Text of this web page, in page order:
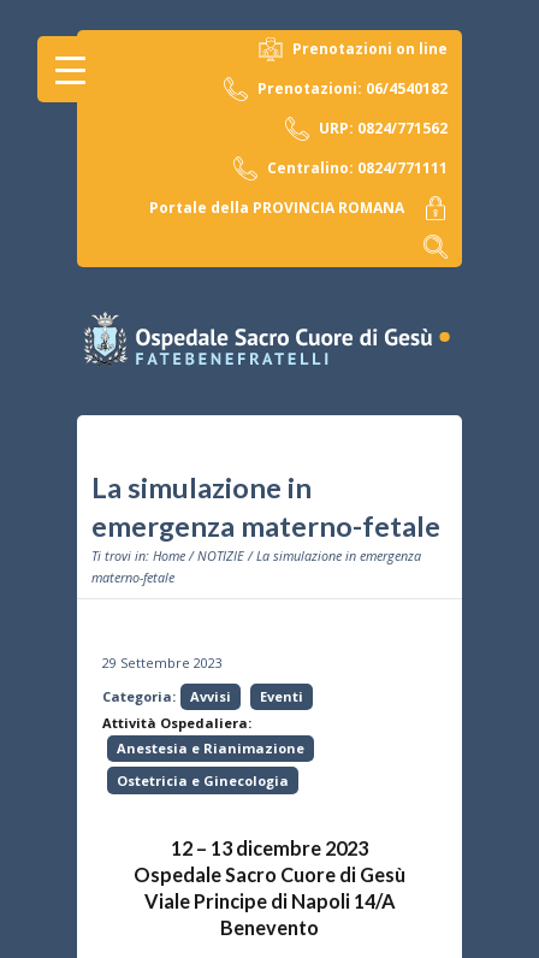
Prenotazioni on line
Prenotazioni: 06/4540182
URP: 0824/771562
Centralino: 0824/771111
Portale della PROVINCIA ROMANA
La simulazione in
emergenza materno-fetale
Ti trovi in: Home /NOTIZIE / La simulazione in emergenza
materno-fetale
29 Settembre 2023
Categoria:
Avvisi
Eventi
Attività Ospedaliera:
Anestesia e Rianimazione
Ostetricia e Ginecologia
12 – 13 dicembre 2023
Ospedale Sacro Cuore di Gesù
Viale Principe di Napoli 14/A
Benevento